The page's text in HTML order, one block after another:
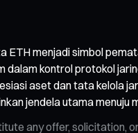
ETH menjadi simbol
dalam kontrol protokol
aset dan tata kelola
jendela utama menuju
any offer, solicitation,